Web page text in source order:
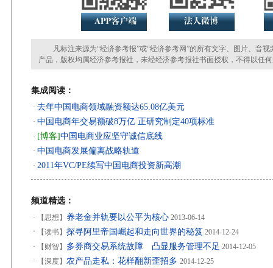
凡标注来源为“经济参考报”或“经济参考网”的所有文字、图片、音视
产品，版权均属经济参考报社，未经经济参考报社书面授权，不得以任
集成阅读：
· 去年中国电商领域融资额达65.08亿美元
· 中国电商年交易额破8万亿 正研究制定40项标准
· [博客]中国电商业应坚守诚信底线
· 中国电商发展偏离战略轨道
· 2011年VC/PE续写中国电商投资新高潮
频道精选：
· 【思想】 养老金并轨要以公平为核心 2013-06-14
·
【读书】 探寻阿里帝国崛起和走向世界的秘笈 2014-12-24
·
【财智】 多券商交易系统故障 凸显服务管理不足 2014-12-05
·
【深度】 农产品走私：花样翻新歪招多 2014-12-25